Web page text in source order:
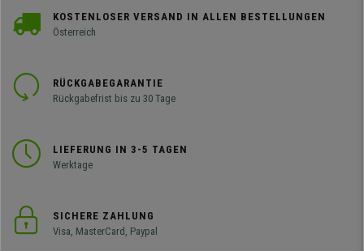
KOSTENLOSER VERSAND IN ALLEN BESTELLUNGEN
Österreich
RÜCKGABEGARANTIE
Rückgabefrist bis zu 30 Tage
LIEFERUNG IN 3-5 TAGEN
Werktage
SICHERE ZAHLUNG
Visa, MasterCard, Paypal